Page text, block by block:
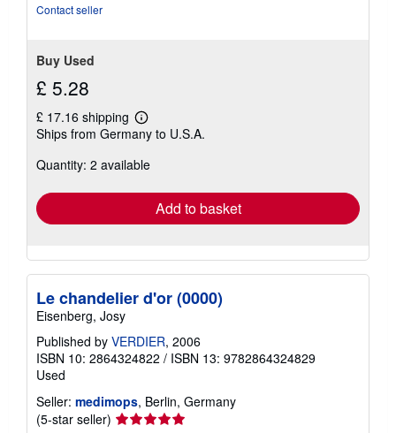
Contact seller
Buy Used
£ 5.28
£ 17.16 shipping
Learn
more
shipping
Ships from Germany to U.S.A.
Quantity: 2 available
Add to basket
Le chandelier d'or (0000)
Eisenberg, Josy
Published by VERDIER, 2006
ISBN 10: 2864324822 / ISBN 13: 9782864324829
Used
Seller: medimops, Berlin, Germany
(5-star seller) Seller